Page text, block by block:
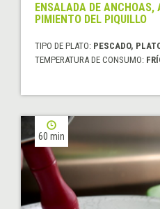
ENSALADA DE ANCHOAS,
PIMIENTO DEL PIQUILLO
TIPO DE PLATO: PESCADO,
TEMPERATURA DE CONSUMO:
60 min